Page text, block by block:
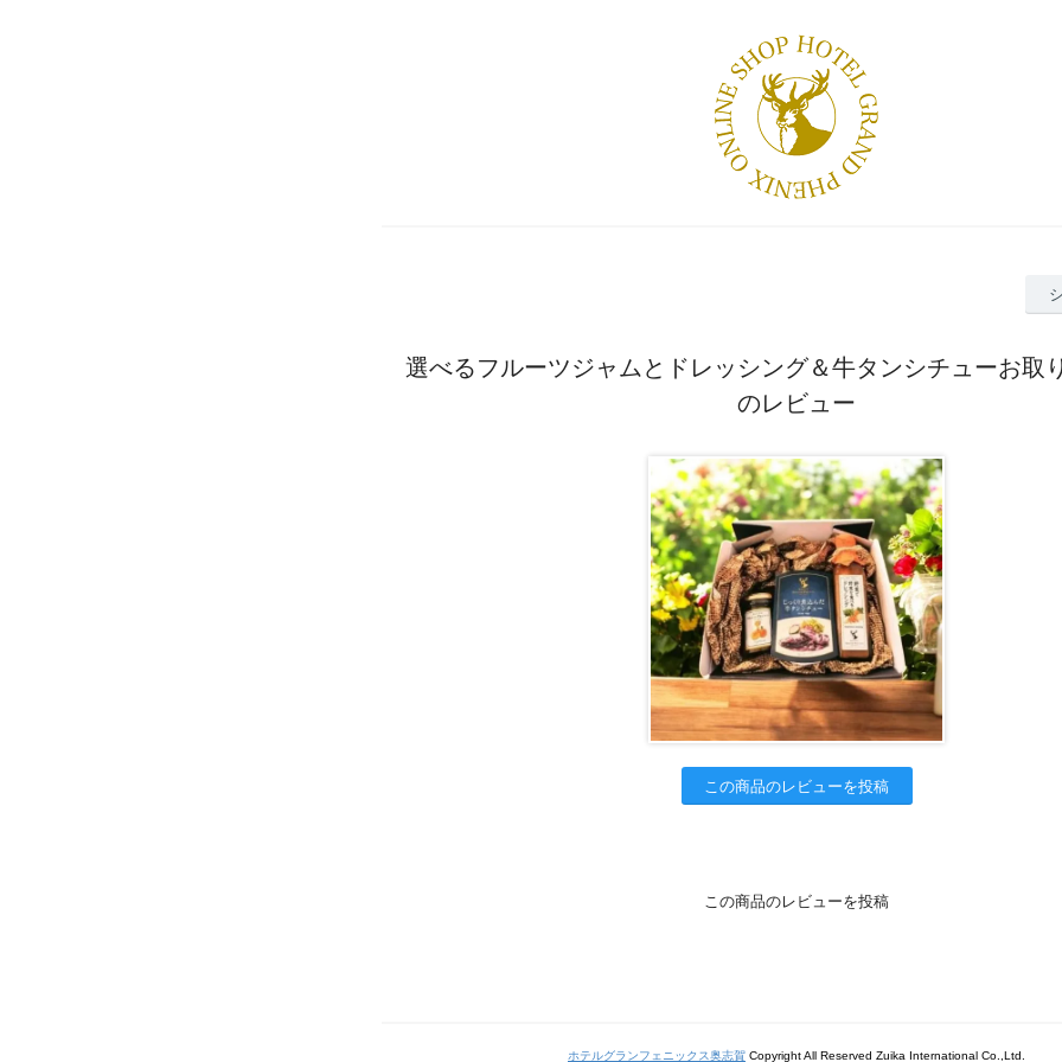
選べるフルーツジャムとドレッシング＆牛タンシチューお取
のレビュー
この商品のレビューを投稿
この商品のレビューを投稿
ホテルグランフェニックス奥志賀 Copyright All Reserved Zuika International Co.,Ltd.